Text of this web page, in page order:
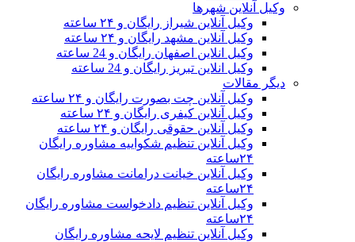
وکیل آنلاین شهرها
وکیل آنلاین شیراز رایگان و ۲۴ ساعته
وکیل آنلاین مشهد رایگان و ۲۴ ساعته
وکیل انلاین اصفهان رایگان و 24 ساعته
وکیل انلاین تبریز رایگان و 24 ساعته
دیگر مقالات
وکیل آنلاین چت بصورت رایگان و ۲۴ ساعته
وکیل آنلاین کیفری رایگان و ۲۴ ساعته
وکیل آنلاین حقوقی رایگان و ۲۴ ساعته
وکیل آنلاین تنظیم شکواییه مشاوره رایگان
وکیل آنلاین خیانت درامانت مشاوره رایگان
وکیل آنلاین تنظیم دادخواست مشاوره رایگان
وکیل آنلاین تنظیم لایحه مشاوره رایگان